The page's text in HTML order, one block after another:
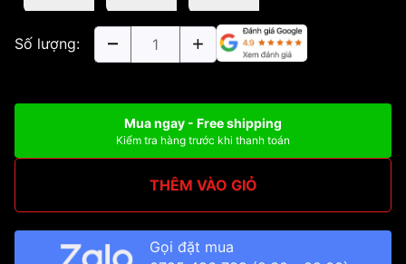
Số lượng:
Mua ngay - Free shipping
Kiểm tra hàng trước khi thanh toán
THÊM VÀO GIỎ
Gọi đặt mua